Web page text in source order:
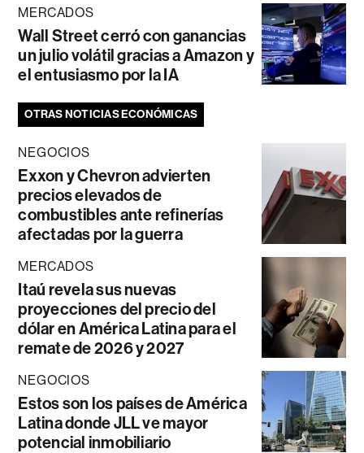
MERCADOS
Wall Street cerró con ganancias
un julio volátil gracias a Amazon y
el entusiasmo por la IA
OTRAS NOTICIAS ECONÓMICAS
NEGOCIOS
Exxon y Chevron advierten
precios elevados de
combustibles ante refinerías
afectadas por la guerra
MERCADOS
Itaú revela sus nuevas
proyecciones del precio del
dólar en América Latina para el
remate de 2026 y 2027
NEGOCIOS
Estos son los países de América
Latina donde JLL ve mayor
potencial inmobiliario